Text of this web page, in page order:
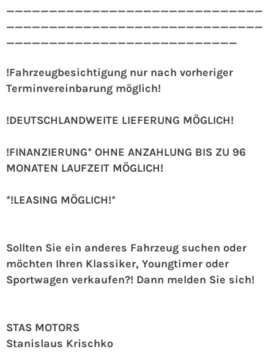
______________________________
______________________________
___________________________
!Fahrzeugbesichtigung nur nach vorheriger
Terminvereinbarung möglich!
!DEUTSCHLANDWEITE LIEFERUNG MÖGLICH!
!FINANZIERUNG* OHNE ANZAHLUNG BIS ZU 96
MONATEN LAUFZEIT MÖGLICH!
*!LEASING MÖGLICH!*
Sollten Sie ein anderes Fahrzeug suchen oder
möchten Ihren Klassiker, Youngtimer oder
Sportwagen verkaufen?! Dann melden Sie sich!
STAS MOTORS
Stanislaus Krischko